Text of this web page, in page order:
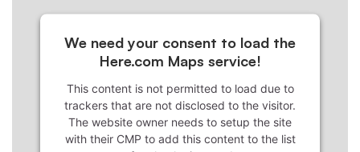
We need your consent to load the
Here.com Maps service!
This content is not permitted to load due to
trackers that are not disclosed to the visitor.
The website owner needs to setup the site
with their CMP to add this content to the list